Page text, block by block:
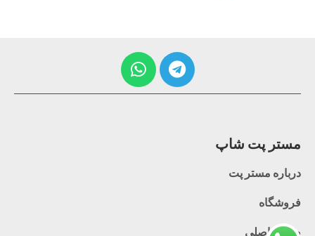
مستر پت شاپ
درباره مستر پت
فروشگاه
صفحه اصلی